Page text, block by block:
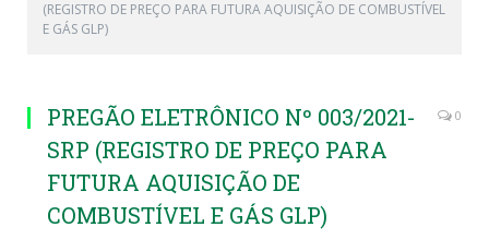
(REGISTRO DE PREÇO PARA FUTURA AQUISIÇÃO DE COMBUSTÍVEL
E GÁS GLP)
PREGÃO ELETRÔNICO Nº 003/2021-
SRP (REGISTRO DE PREÇO PARA
FUTURA AQUISIÇÃO DE
COMBUSTÍVEL E GÁS GLP)
0